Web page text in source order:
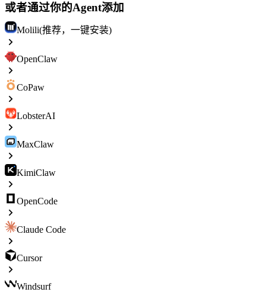
或者通过你的Agent添加
Molili(推荐，一键安装)
OpenClaw
CoPaw
LobsterAI
MaxClaw
KimiClaw
OpenCode
Claude Code
Cursor
Windsurf